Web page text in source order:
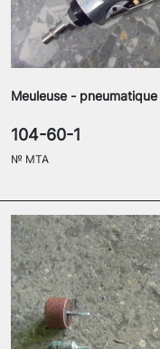
Meuleuse -
104-60-1
№ MTA